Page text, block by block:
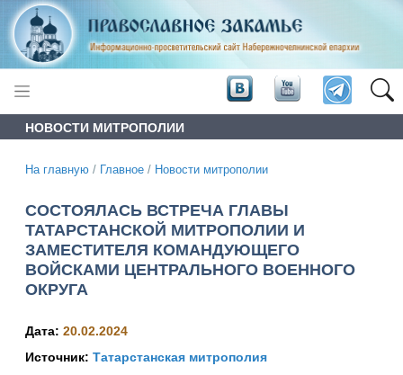
НОВОСТИ МИТРОПОЛИИ
На главную / Главное / Новости митрополии
СОСТОЯЛАСЬ ВСТРЕЧА ГЛАВЫ
ТАТАРСТАНСКОЙ МИТРОПОЛИИ И
ЗАМЕСТИТЕЛЯ КОМАНДУЮЩЕГО
ВОЙСКАМИ ЦЕНТРАЛЬНОГО ВОЕННОГО
ОКРУГА
Дата: 20.02.2024
Источник: Татарстанская митрополия